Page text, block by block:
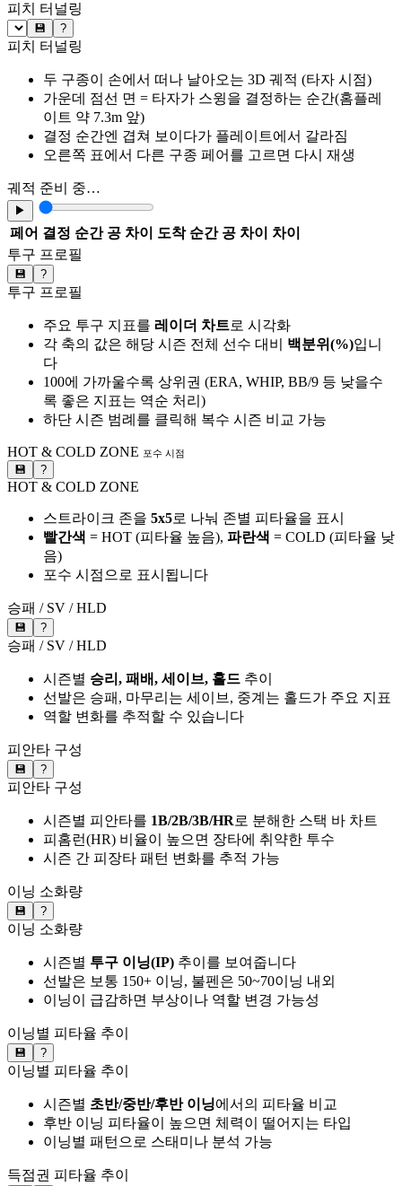
피치 터널링
💾 ?
피치 터널링
두 구종이 손에서 떠나 날아오는 3D 궤적 (타자 시점)
가운데 점선 면 = 타자가 스윙을 결정하는 순간(홈플레
이트 약 7.3m 앞)
결정 순간엔 겹쳐 보이다가 플레이트에서 갈라짐
오른쪽 표에서 다른 구종 페어를 고르면 다시 재생
궤적 준비 중…
▶
페어 결정 순간 공 차이 도착 순간 공 차이
차이
투구 프로필
💾 ?
투구 프로필
주요 투구 지표를 레이더 차트로 시각화
각 축의 값은 해당 시즌 전체 선수 대비 백분위(%)입니
다
100에 가까울수록 상위권 (ERA, WHIP, BB/9 등 낮을수
록 좋은 지표는 역순 처리)
하단 시즌 범례를 클릭해 복수 시즌 비교 가능
HOT & COLD ZONE 포수 시점
💾 ?
HOT & COLD ZONE
스트라이크 존을 5x5로 나눠 존별 피타율을 표시
빨간색 = HOT (피타율 높음), 파란색 = COLD (피타율 낮
음)
포수 시점으로 표시됩니다
승패 / SV / HLD
💾 ?
승패 / SV / HLD
시즌별 승리, 패배, 세이브, 홀드 추이
선발은 승패, 마무리는 세이브, 중계는 홀드가 주요 지표
역할 변화를 추적할 수 있습니다
피안타 구성
💾 ?
피안타 구성
시즌별 피안타를 1B/2B/3B/HR로 분해한 스택 바 차트
피홈런(HR) 비율이 높으면 장타에 취약한 투수
시즌 간 피장타 패턴 변화를 추적 가능
이닝 소화량
💾 ?
이닝 소화량
시즌별 투구 이닝(IP) 추이를 보여줍니다
선발은 보통 150+ 이닝, 불펜은 50~70이닝 내외
이닝이 급감하면 부상이나 역할 변경 가능성
이닝별 피타율 추이
💾 ?
이닝별 피타율 추이
시즌별 초반/중반/후반 이닝에서의 피타율 비교
후반 이닝 피타율이 높으면 체력이 떨어지는 타입
이닝별 패턴으로 스태미나 분석 가능
득점권 피타율 추이